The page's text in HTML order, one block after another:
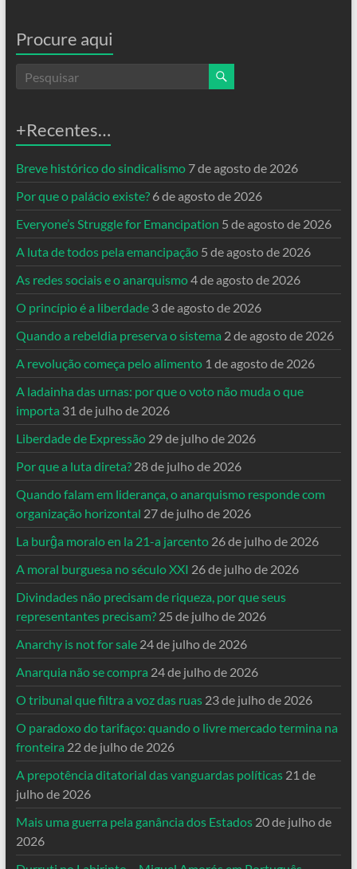
Procure aqui
+Recentes…
Breve histórico do sindicalismo 7 de agosto de 2026
Por que o palácio existe? 6 de agosto de 2026
Everyone’s Struggle for Emancipation 5 de agosto de 2026
A luta de todos pela emancipação 5 de agosto de 2026
As redes sociais e o anarquismo4 de agosto de 2026
O princípio é a liberdade 3 de agosto de 2026
Quando a rebeldia preserva o sistema 2 de agosto de 2026
A revolução começa pelo alimento 1 de agosto de 2026
A ladainha das urnas: por que o voto não muda o que
importa 31 de julho de 2026
Liberdade de Expressão 29 de julho de 2026
Por que a luta direta? 28 de julho de 2026
Quando falam em liderança, o anarquismo responde com
organização horizontal 27 de julho de 2026
La burĝa moralo en la 21-a jarcento 26 de julho de 2026
A moral burguesa no século XXI 26 de julho de 2026
Divindades não precisam de riqueza, por que seus
representantes precisam? 25 de julho de 2026
Anarchy is not for sale 24 de julho de 2026
Anarquia não se compra 24 de julho de 2026
O tribunal que filtra a voz das ruas 23 de julho de 2026
O paradoxo do tarifaço: quando o livre mercado termina na
fronteira 22 de julho de 2026
A prepotência ditatorial das vanguardas políticas 21 de
julho de 2026
Mais uma guerra pela ganância dos Estados 20 de julho de
2026